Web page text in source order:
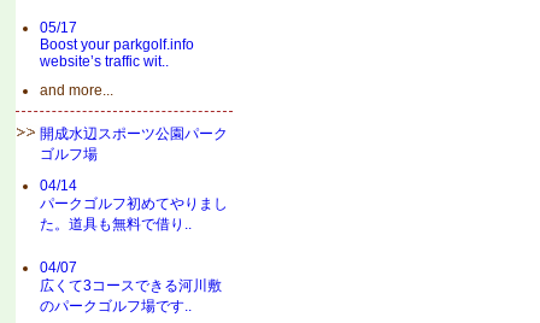
05/17
Boost your parkgolf.info
website’s traffic wit..
and more...
開成水辺スポーツ公園パーク
ゴルフ場
04/14
パークゴルフ初めてやりまし
た。道具も無料で借り..
04/07
広くて3コースできる河川敷
のパークゴルフ場です..